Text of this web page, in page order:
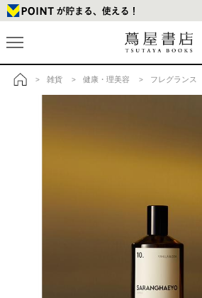
> 雑貨 > 健康・理美容 > フレグランス